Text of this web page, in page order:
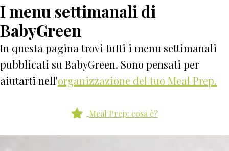
ricette
per
famiglie
(quasi)
I menu settimanali di
BabyGreen
In questa pagina trovi tutti i menu settimanali
pubblicati su BabyGreen. Sono pensati per
aiutarti nell'organizzazione del tuo Meal Prep.
Meal Prep: cosa è?